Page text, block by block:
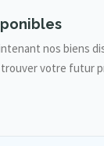
nos biens
votre futur